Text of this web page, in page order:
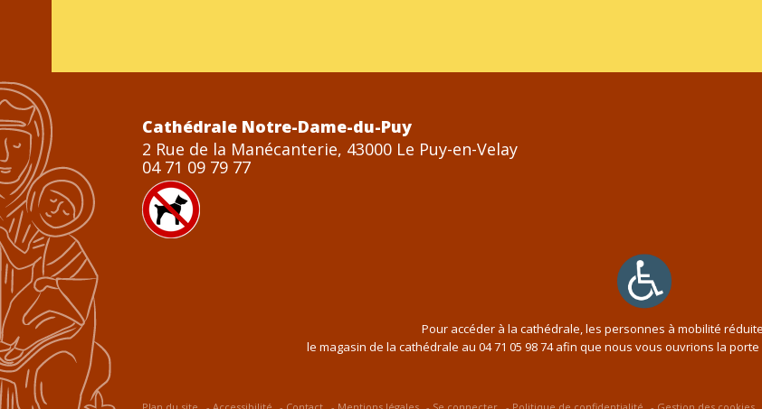
Cathédrale Notre-Dame-du-Puy
2 Rue de la Manécanterie, 43000 Le Puy-en-Velay
04 71 09 79 77
Pour accéder à la cathédrale, les personnes à mobilité
le magasin de la cathédrale au 04 71 05 98 74afin que nous vous ouvrions la porte